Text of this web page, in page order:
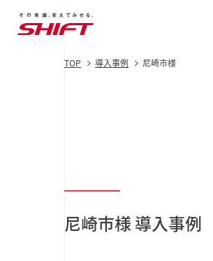
UI/UX
Case
AI用語集
TOP 導入事例 尼崎市様
尼崎市様 導入事例